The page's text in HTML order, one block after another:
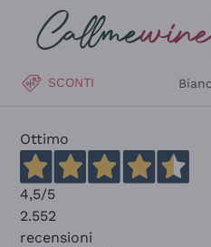
Salta al contenuto principale
SCONTI
Ottimo
4,5/5
2.552
recensioni